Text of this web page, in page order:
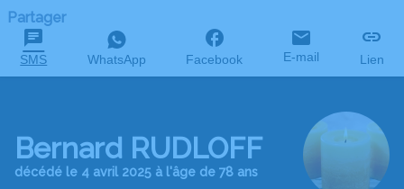
Partager
SMS WhatsApp Facebook E-mail Lien
Bernard RUDLOFF
décédé le 4 avril 2025 à l'âge de 78 ans